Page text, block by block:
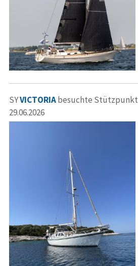
SYVICTORIAbesuchte Stützpunkt
29.06.2026